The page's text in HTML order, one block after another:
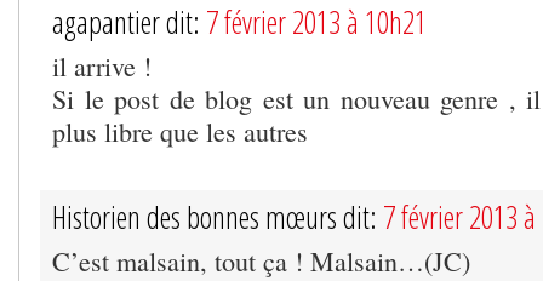
agapantier dit: 7 février 2013 à 10h21
il arrive !
Si le post de blog est un nouveau genre , il
plus libre que les autres
Historien des bonnes mœurs dit: 7 février 2013
C’est malsain, tout ça ! Malsain…(JC)